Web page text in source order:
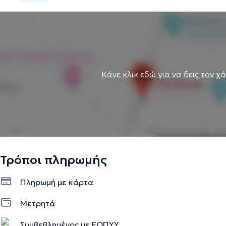
Κάνε κλικ εδώ για να δεις τον
Τρόποι πληρωμής
Πληρωμή με κάρτα
Μετρητά